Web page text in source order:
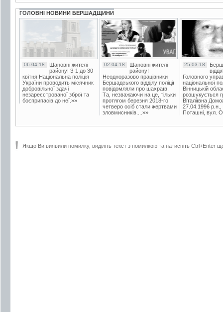
ГОЛОВНІ НОВИНИ БЕРШАДЩИНИ
06.04.18
Шановні жителі
району! З 1 до 30
квітня Національна поліція
України проводить місячник
добровільної здачі
незареєстрованої зброї та
боєприпасів до неї.»»
02.04.18
Шановні жителі
району!
Неодноразово працівники
Бершадського відділу поліції
повідомляли про шахраїв.
Та, незважаючи на це, тільки
протягом березня 2018-го
четверо осіб стали жертвами
зловмисників....»»
25.03.18
Головного
національної
Вінницькій
розшукується
Віталіївна
27.04.1996 р.н.,
Поташні, вул.
Якщо Ви виявили помилку, виділіть текст з помилкою та натисніть Ctrl+Enter